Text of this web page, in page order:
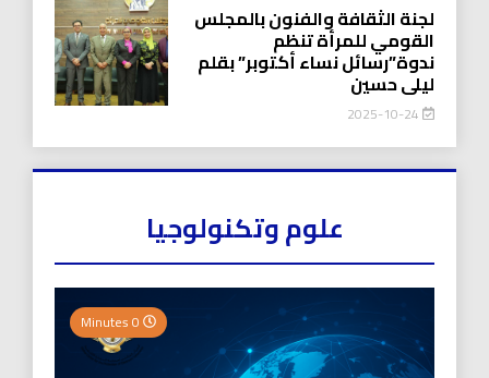
لجنة الثقافة والفنون بالمجلس
القومي للمرأة تنظم
ندوة”رسائل نساء أكتوبر” بقلم
ليلى حسين
2025-10-24
علوم وتكنولوجيا